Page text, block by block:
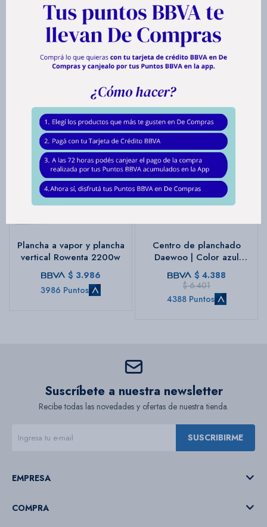
Este artículo está agotado.
Plancha a vapor y plancha
vertical Rowenta 2200w
$ 3.986
3986 Puntos
Centro de planchado
Daewoo | Color azul
marino
$ 4.388
$ 6.401
4388 Puntos
Suscríbete a nuestra newsletter
Recibe todas las novedades y ofertas de nuestra tienda.
SUSCRIBIRME
EMPRESA
COMPRA